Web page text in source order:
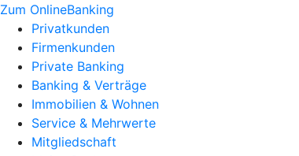
Zum OnlineBanking
Privatkunden
Firmenkunden
Private Banking
Banking & Verträge
Immobilien & Wohnen
Service & Mehrwerte
Mitgliedschaft